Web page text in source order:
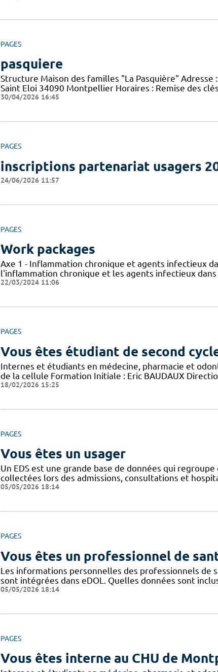
PAGES
pasquiere
Structure Maison des familles "La Pasquière"
Saint Eloi 34090 Montpellier Horaires : Remise des
30/04/2026 16:45
PAGES
inscriptions partenariat usagers
24/06/2026 11:57
PAGES
Work packages
Axe 1 - Inflammation chronique et agents infectieux
l'inflammation chronique et les agents infectieux
22/03/2024 11:06
PAGES
Vous êtes étudiant de second
Internes et étudiants en médecine, pharmacie et
de la cellule Formation Initiale : Eric BAUDAUX
18/02/2026 15:25
PAGES
Vous êtes un usager
Un EDS est une grande base de données qui
collectées lors des admissions, consultations et
05/05/2026 18:14
PAGES
Vous êtes un professionnel de
Les informations personnelles des professionnels de
sont intégrées dans eDOL. Quelles données sont
05/05/2026 18:14
PAGES
Vous êtes interne au CHU de